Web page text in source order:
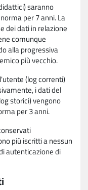
saranno
per 7 anni. La
dei dati in relazione
comunque
alla progressiva
più vecchio.
(log correnti)
i dati del
storici) vengono
per 3 anni.
più iscritti a nessun
autenticazione di